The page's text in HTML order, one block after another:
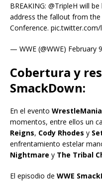
BREAKING: @TripleH will
address the fallout from the
Conference. pic.twitter.com/
— WWE (@WWE) February
Cobertura y
SmackDown:
En el evento
momentos, entre ellos un
Reigns, Cody Rhodes y
enfrentamiento estelar
Nightmare y The Tribal
El episodio de WWE